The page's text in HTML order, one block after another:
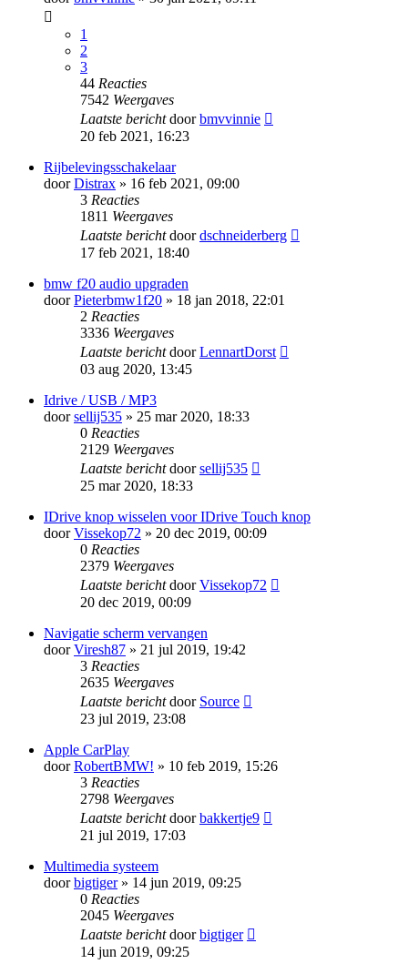
1
2
3
44 Reacties
7542 Weergaves
Laatste berichtdoorbmvvinnie
20 feb 2021, 16:23
Rijbelevingsschakelaar
doorDistrax » 16 feb 2021, 09:00
3 Reacties
1811 Weergaves
Laatste berichtdoordschneiderberg
17 feb 2021, 18:40
bmw f20 audio upgraden
doorPieterbmw1f20 » 18 jan 2018, 22:01
2 Reacties
3336 Weergaves
Laatste berichtdoorLennartDorst
03 aug 2020, 13:45
Idrive / USB / MP3
doorsellij535 » 25 mar 2020, 18:33
0 Reacties
2129 Weergaves
Laatste berichtdoorsellij535
25 mar 2020, 18:33
IDrive knop wisselen voor IDrive Touch knop
doorVissekop72 » 20 dec 2019, 00:09
0 Reacties
2379 Weergaves
Laatste berichtdoorVissekop72
20 dec 2019, 00:09
Navigatie scherm vervangen
doorViresh87 » 21 jul 2019, 19:42
3 Reacties
2635 Weergaves
Laatste berichtdoor Source
23 jul 2019, 23:08
Apple CarPlay
doorRobertBMW! » 10 feb 2019, 15:26
3 Reacties
2798 Weergaves
Laatste berichtdoorbakkertje9
21 jul 2019, 17:03
Multimedia systeem
doorbigtiger» 14 jun 2019, 09:25
0 Reacties
2045 Weergaves
Laatste berichtdoorbigtiger
14 jun 2019, 09:25